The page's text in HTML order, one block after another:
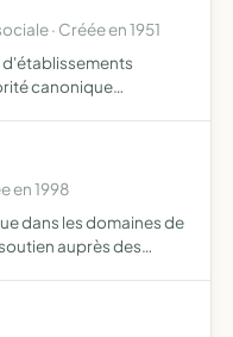
· Créée en 1951
canonique
en 1998
dans les domaines de
auprès des